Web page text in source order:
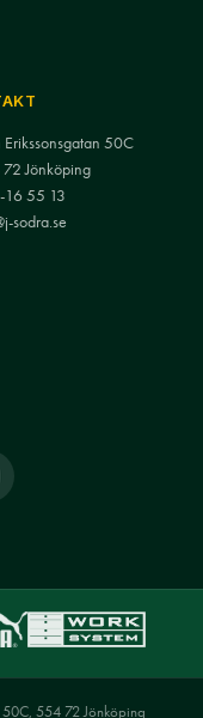
Erikssonsgatan 50C
Jönköping
55 13
sodra.se
554 72 Jönköping